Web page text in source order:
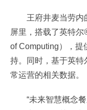
王府井麦当劳内
屏里，搭载了英特
of Computing），提
持。同时，基于英特
常运营的相关数据。
“未来智慧概念